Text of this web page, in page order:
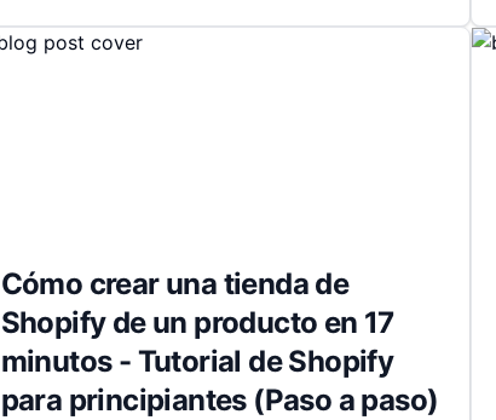
Cómo crear una tienda de
Shopify de un producto en 17
minutos - Tutorial de Shopify
para principiantes (Paso a paso)